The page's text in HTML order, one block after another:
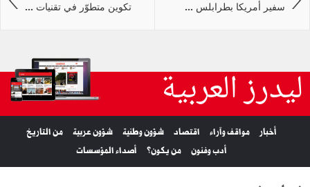
تكوين متطوّر في تقنيات ... سفير أمريكا بطرابلس ...
ليدرز العربية
أخبار مواقف وآراء اقتصاد شؤون وطنية شؤون عربية
من التاريخ
أدب وفنون
من يكون؟ أصداء المؤسسات